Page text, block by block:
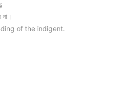
না।
of the indigent.